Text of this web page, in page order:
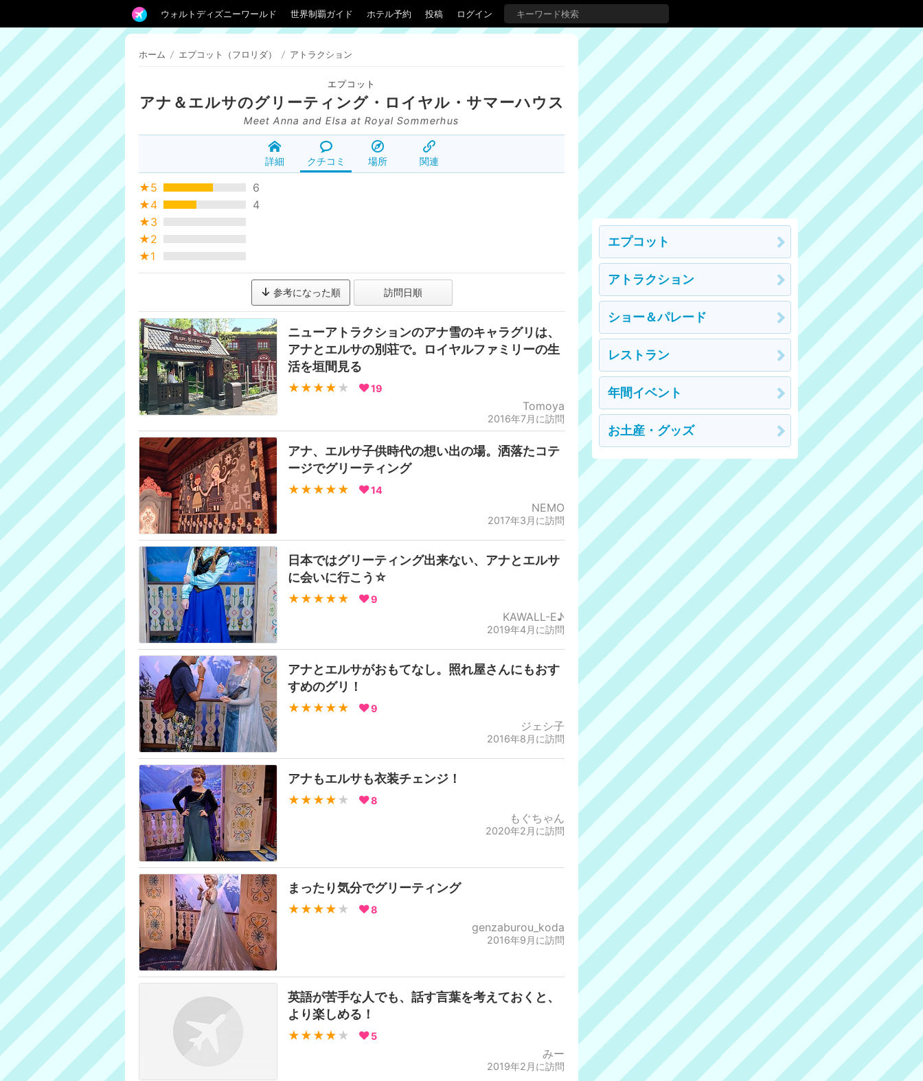
ウォルトディズニーワールド 世界制覇ガイド ホテル予約 投稿 ログイン
ホーム / エプコット（フロリダ） / アトラクション
エプコット
アナ＆エルサのグリーティング・ロイヤル・サマーハウス
Meet Anna and Elsa at Royal Sommerhus
詳細 クチコミ 場所 関連
★5
6
★4
4
★3
★2
★1
参考になった順 訪問日順
ニューアトラクションのアナ雪のキャラグリは、
アナとエルサの別荘で。ロイヤルファミリーの生
活を垣間見る
★★★★ ★ 19
Tomoya
2016年7月に訪問
アナ、エルサ子供時代の想い出の場。洒落たコテ
ージでグリーティング
★★★★★ 14
NEMO
2017年3月に訪問
日本ではグリーティング出来ない、アナとエルサ
に会いに行こう☆
★★★★★ 9
KAWALL-E♪
2019年4月に訪問
アナとエルサがおもてなし。照れ屋さんにもおす
すめのグリ！
★★★★★ 9
ジェシ子
2016年8月に訪問
アナもエルサも衣装チェンジ！
★★★★ ★ 8
もぐちゃん
2020年2月に訪問
まったり気分でグリーティング
★★★★ ★ 8
genzaburou_koda
2016年9月に訪問
英語が苦手な人でも、話す言葉を考えておくと、
より楽しめる！
★★★★ ★ 5
みー
2019年2月に訪問
エプコット
アトラクション
ショー＆パレード
レストラン
年間イベント
お土産・グッズ